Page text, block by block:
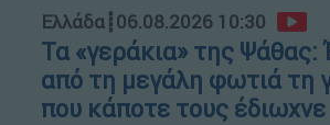
Ελλάδα┋06.08.2026 10:30
Τα «γεράκια» της
από τη μεγάλη φωτιά τη
που κάποτε τους έδιωχνε